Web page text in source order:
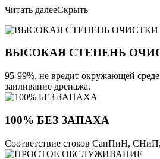
Читать далееСкрыть
ВЫСОКАЯ СТЕПЕНЬ
95-99%, не вредит окружающей
заиливание дренажа.
100% БЕЗ ЗАПАХА
Соответствие стоков СанПиН,